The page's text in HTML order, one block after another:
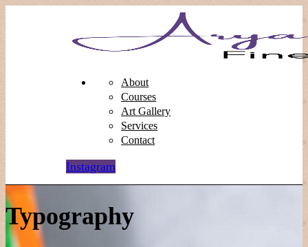
About
Courses
Art Gallery
Services
Contact
Instagram
Typography